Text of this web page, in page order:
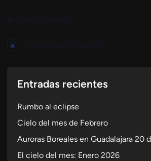
Aviso
Entradas recientes
Rumbo al eclipse
Cielo del mes de Febrero
Auroras Boreales en Guadalajara 20
El cielo del mes: Enero 2026